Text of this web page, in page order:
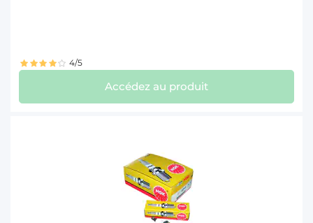
LANDINI (6)
MASSEY FERGUSON (25)
4/5
Accédez au produit